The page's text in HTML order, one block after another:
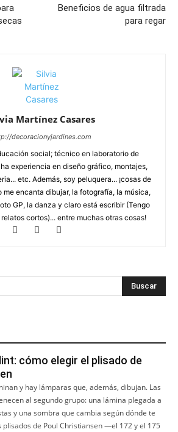
Beneficios de agua filtrada
para regar
Martínez Casares
decoracionyjardines.com
social; técnico en laboratorio de
experiencia en diseño gráfico, montajes,
etc. Además, soy peluquera... ¡cosas de
me encanta dibujar, la fotografía, la música,
GP, la danza y claro está escribir (Tengo
cortos)... entre muchas otras cosas!
cómo elegir el plisado de
y hay lámparas que, además, dibujan. Las
al segundo grupo: una lámina plegada a
y una sombra que cambia según dónde te
plisados de Poul Christiansen —el 172 y el 175